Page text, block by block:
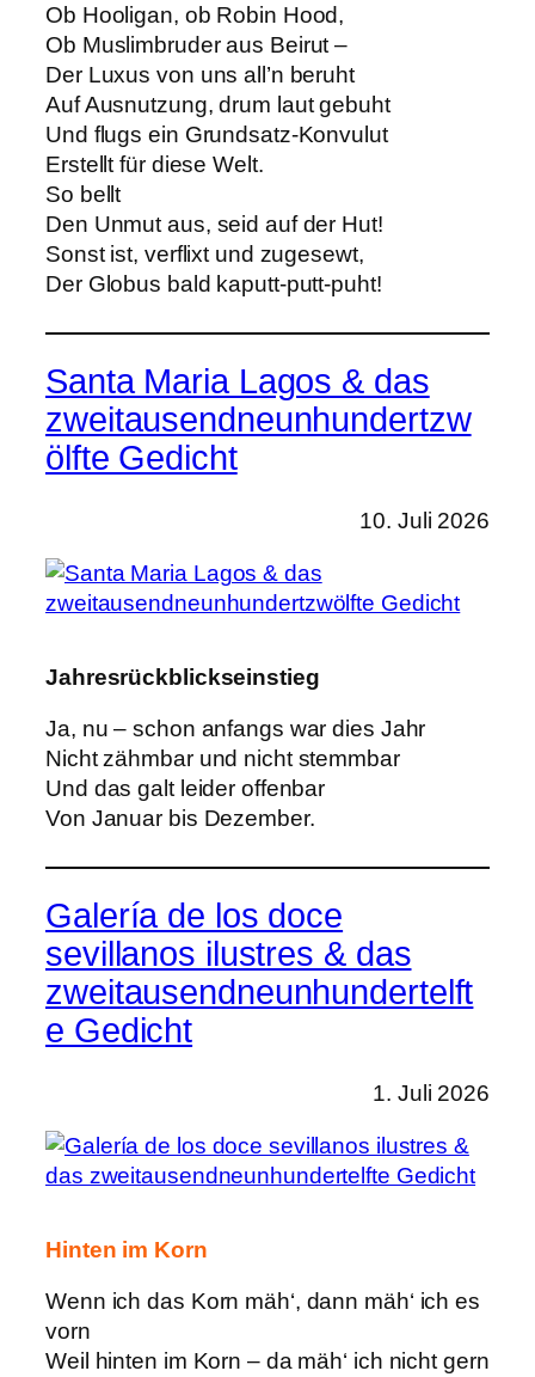
Ob Hooligan, ob Robin Hood,
Ob Muslimbruder aus Beirut –
Der Luxus von uns all’n beruht
Auf Ausnutzung, drum laut gebuht
Und flugs ein Grundsatz-Konvulut
Erstellt für diese Welt.
So bellt
Den Unmut aus, seid auf der Hut!
Sonst ist, verflixt und zugesewt,
Der Globus bald kaputt-putt-puht!
Santa Maria Lagos & das
zweitausendneunhundertzw
ölfte Gedicht
10. Juli 2026
Jahresrückblickseinstieg
Ja, nu – schon anfangs war dies Jahr
Nicht zähmbar und nicht stemmbar
Und das galt leider offenbar
Von Januar bis Dezember.
Galería de los doce
sevillanos ilustres & das
zweitausendneunhundertelft
e Gedicht
1. Juli 2026
Hinten im Korn
Wenn ich das Korn mäh‘, dann mäh‘ ich es
vorn
Weil hinten im Korn – da mäh‘ ich nicht gern